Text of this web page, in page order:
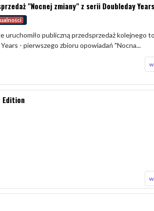
"Nocnej zmiany" z serii Doubleday Years
uruchomiło publiczną przedsprzedaż kolejnego
- pierwszego zbioru opowiadań "Nocna...
Edition